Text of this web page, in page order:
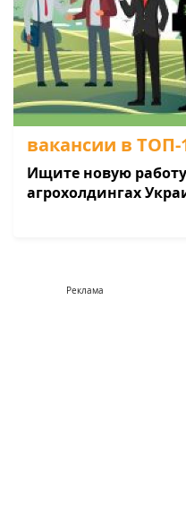
вакансии в ТОП-
Ищите новую
агрохолдингах
Реклама